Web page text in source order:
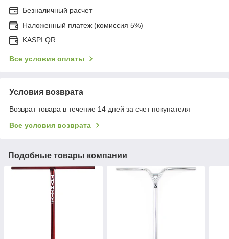
Безналичный расчет
Наложенный платеж (комиссия 5%)
KASPI QR
Все условия оплаты
Условия возврата
Возврат товара в течение 14 дней за счет покупателя
Все условия возврата
Подобные товары компании